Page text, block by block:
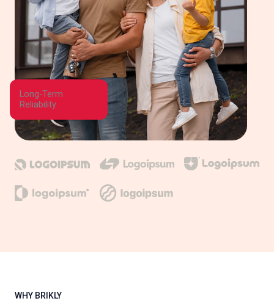
Long-Term
Reliability
WHY BRIKLY